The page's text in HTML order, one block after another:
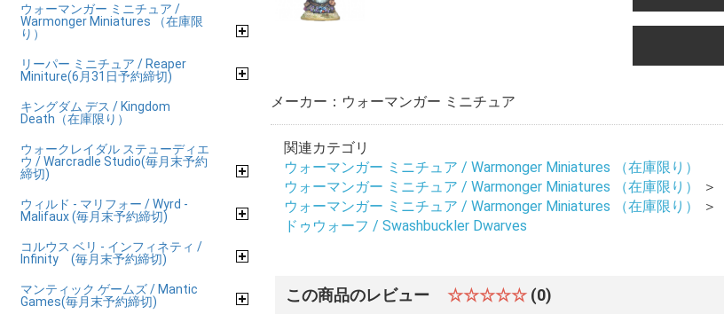
ウォーマンガー ミニチュア /
Warmonger Miniatures （在庫限
り）
リーパー ミニチュア / Reaper
Miniture(6月31日予約締切)
キングダム デス / Kingdom
Death（在庫限り）
ウォークレイダル ステューディエ
ウ / Warcradle Studio(毎月末予約
締切)
ウィルド - マリフォー / Wyrd -
Malifaux (毎月末予約締切)
コルウス ベリ - インフィネティ /
Infinity (毎月末予約締切)
マンティック ゲームズ / Mantic
Games(毎月末予約締切)
メーカー：ウォーマンガー ミニチュア
関連カテゴリ
ウォーマンガー ミニチュア / Warmonger Miniatures （在庫限り）
ウォーマンガー ミニチュア / Warmonger Miniatures （在庫限り）
＞
ウォーマンガー ミニチュア / Warmonger Miniatures （在庫限り）
＞
ドゥウォーフ / Swashbuckler Dwarves
この商品のレビュー ☆☆☆☆☆ (0)